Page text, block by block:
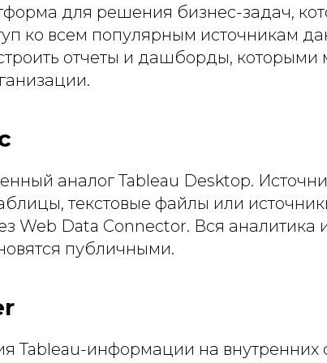
для решения бизнес-задач,
ко всем популярным источникам
отчеты и дашборды,
аналог Tableau Desktop.
текстовые файлы или
Web Data Connector. Вся аналитика
публичными.
Tableau-информации на внутренних